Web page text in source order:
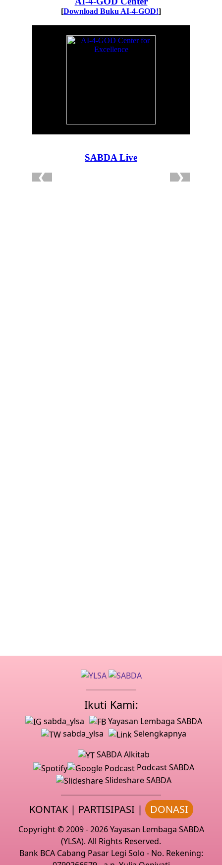
Ikuti Kami:
sabda_ylsa
Yayasan Lembaga SABDA
sabda_ylsa
Selengkapnya
SABDA Alkitab
Podcast SABDA
Slideshare SABDA
KONTAK| PARTISIPASI | DONASI
Copyright© 2009 -2026 Yayasan Lembaga SABDA
(YLSA). All Rights Reserved.
Bank BCA Cabang Pasar Legi Solo - No. Rekening: